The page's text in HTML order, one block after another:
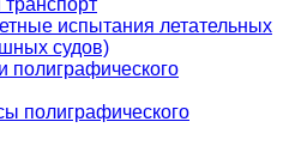
испытания летательных
судов)
полиграфического